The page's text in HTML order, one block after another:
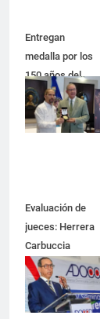
Entregan
medalla por los
150 años del
fallecimiento de
Duarte
Evaluación de
jueces: Herrera
Carbuccia
declina
repostularse en
SCJ